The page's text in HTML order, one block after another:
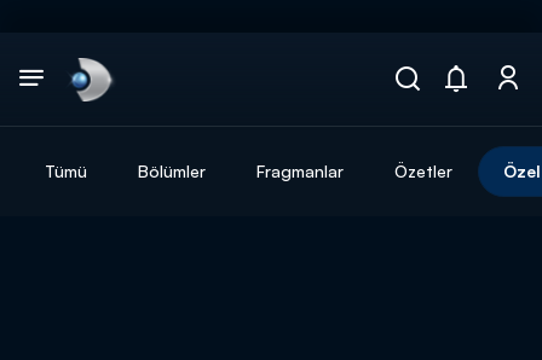
Tümü Bölümler Fragmanlar Özetler